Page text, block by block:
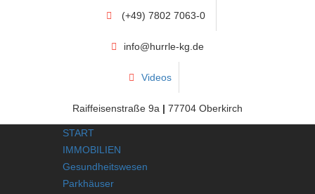
(+49) 7802 7063-0
info@hurrle-kg.de
Videos
Raiffeisenstraße 9a | 77704 Oberkirch
START
IMMOBILIEN
Gesundheitswesen
Parkhäuser